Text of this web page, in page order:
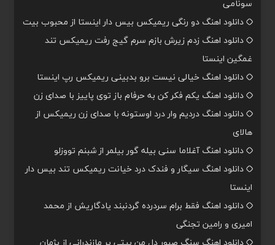
سونامی
دانلود اهنگ دو رنگی ریمیکس بیس دار اینستا از محبوب بیت
دانلود اهنگ زدم زیرش بازم سرم گیج رفت ریمیکس تند
غمگین اینستا
دانلود اهنگ خیالی نیست برو بدبینی ریمیکس رپ اینستا
دانلود اهنگ یکم فکر کن به حرفام باز توی پاییز با صدای زن
دانلود اهنگ دردیم وار درد اوستونه با صدای زن ریمیکس از
هالای
دانلود اهنگ آغلاما سنی بیله گور بیلمر از شبنم تووزلو
دانلود اهنگ سیگار و فندک درد خیانت ریمیکس تند بیس دار
اینستا
دانلود اهنگ فقط برام سردرده گردنبند یادگاریش از محمد
امیری و رامین تجنگی
دانلود اهنگ سنگ صبور دل من بیتی پر مازندرانی از پژمان